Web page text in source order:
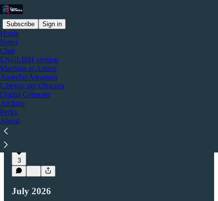
Subscribe Sign in
Home
Notes
Chat
ENGLISH version
Machina et Anima
Anarcho Arcanum
Libertas per Obscura
Digital Grimoire
Archive
Perks
About
Latest Top
#7 Lettere d'Iniziazione: Le tue Chiavi, il
tuo Destino
Quando l'estetica Cypherpunk non basta: la
sovranità digitale come problema di architettura
3
July 2026